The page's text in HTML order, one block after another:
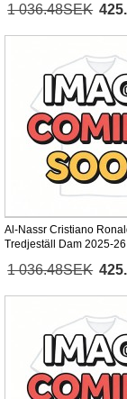
1 036.48SEK
Al-Nassr Cristiano
Tredjeställ Dam 2025-
1 036.48SEK